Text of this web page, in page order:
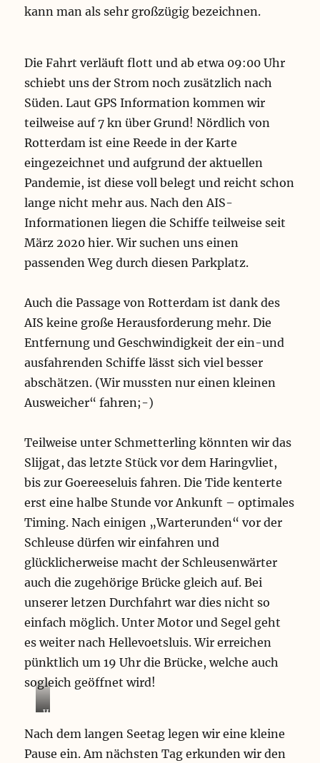
kann man als sehr großzügig bezeichnen.
Die Fahrt verläuft flott und ab etwa 09:00 Uhr
schiebt uns der Strom noch zusätzlich nach
Süden. Laut GPS Information kommen wir
teilweise auf 7 kn über Grund! Nördlich von
Rotterdam ist eine Reede in der Karte
eingezeichnet und aufgrund der aktuellen
Pandemie, ist diese voll belegt und reicht schon
lange nicht mehr aus. Nach den AIS-
Informationen liegen die Schiffe teilweise seit
März 2020 hier. Wir suchen uns einen
passenden Weg durch diesen Parkplatz.
Auch die Passage von Rotterdam ist dank des
AIS keine große Herausforderung mehr. Die
Entfernung und Geschwindigkeit der ein-und
ausfahrenden Schiffe lässt sich viel besser
abschätzen. (Wir mussten nur einen kleinen
Ausweicher“ fahren;-)
Teilweise unter Schmetterling könnten wir das
Slijgat, das letzte Stück vor dem Haringvliet,
bis zur Goereeseluis fahren. Die Tide kenterte
erst eine halbe Stunde vor Ankunft – optimales
Timing. Nach einigen „Warterunden“ vor der
Schleuse dürfen wir einfahren und
glücklicherweise macht der Schleusenwärter
auch die zugehörige Brücke gleich auf. Bei
unserer letzen Durchfahrt war dies nicht so
einfach möglich. Unter Motor und Segel geht
es weiter nach Hellevoetsluis. Wir erreichen
pünktlich um 19 Uhr die Brücke, welche auch
sogleich geöffnet wird!
W
e
l
c
Nach dem langen Seetag legen wir eine kleine
Pause ein. Am nächsten Tag erkunden wir den